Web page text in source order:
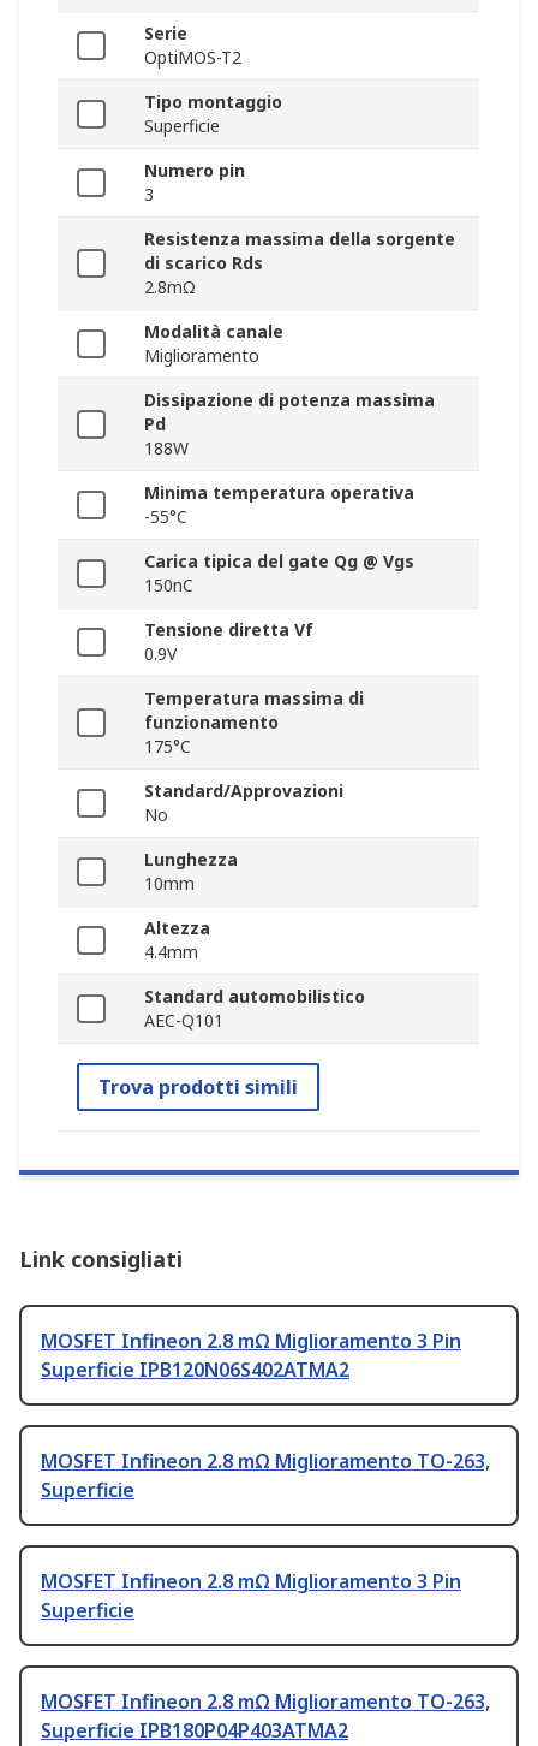
Serie
OptiMOS-T2
Tipo montaggio
Superficie
Numero pin
3
Resistenza massima della sorgente
di scarico Rds
2.8mΩ
Modalità canale
Miglioramento
Dissipazione di potenza massima
Pd
188W
Minima temperatura operativa
-55°C
Carica tipica del gate Qg @ Vgs
150nC
Tensione diretta Vf
0.9V
Temperatura massima di
funzionamento
175°C
Standard/Approvazioni
No
Lunghezza
10mm
Altezza
4.4mm
Standard automobilistico
AEC-Q101
Trova prodotti simili
Link consigliati
MOSFET Infineon 2.8 mΩ Miglioramento 3 Pin
Superficie IPB120N06S402ATMA2
MOSFET Infineon 2.8 mΩ Miglioramento TO-263,
Superficie
MOSFET Infineon 2.8 mΩ Miglioramento 3 Pin
Superficie
MOSFET Infineon 2.8 mΩ Miglioramento TO-263,
Superficie IPB180P04P403ATMA2